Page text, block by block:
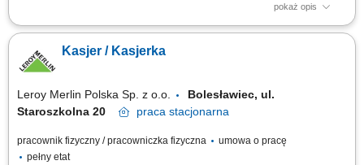
pokaż opis
Profesjonalna obsługa klientów przy stanowisku kasowym. Realizacja
procedurami. Wystawianie dokumentów sprzedażowych oraz prawidłowe
rozliczanie kasy po zakończeniu zmiany. Udzielanie informacji
Kasjer / Kasjerka
Leroy Merlin Polska Sp. z o.o.
Bolesławiec, ul.
Staroszkolna 20
praca stacjonarna
pracownik fizyczny / pracowniczka fizyczna
umowa o pracę
pełny etat